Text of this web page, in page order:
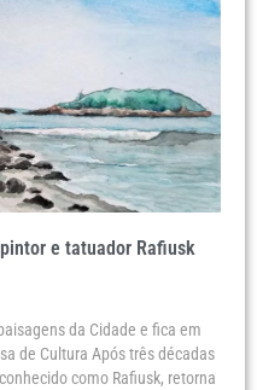
e tatuador Rafiusk
da Cidade e fica em
de Cultura Após três décadas
como Rafiusk, retorna